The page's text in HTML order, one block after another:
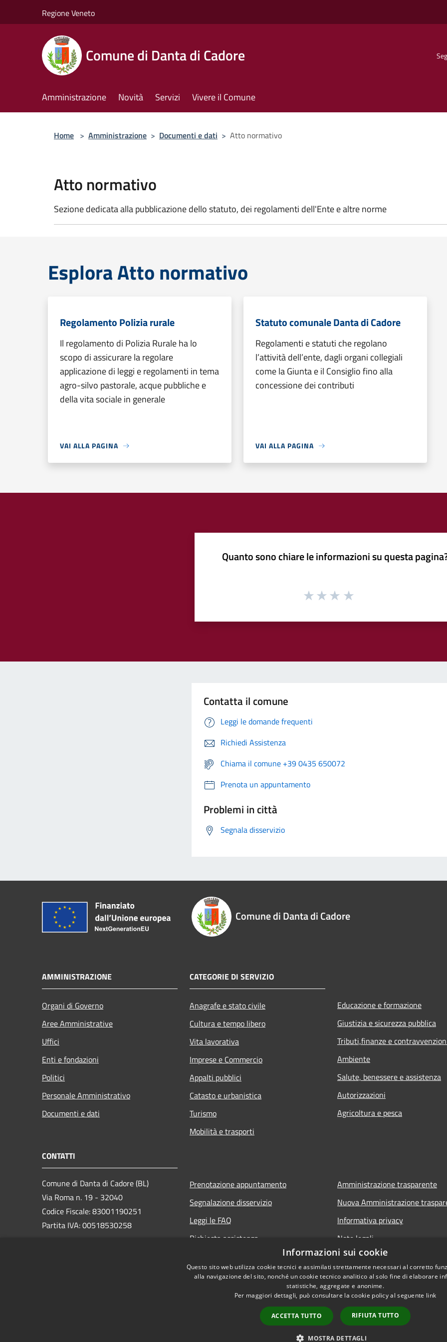
Regione Veneto
Comune di Danta di Cadore
Amministrazione Novità Servizi Vivere il Comune
Home > Amministrazione > Documenti e dati > Atto normativo
Atto normativo
Sezione dedicata alla pubblicazione dello statuto, dei regolamenti dell'Ente e altre norme
Esplora Atto normativo
Regolamento Polizia rurale
Il regolamento di Polizia Rurale ha lo
scopo di assicurare la regolare
applicazione di leggi e regolamenti in tema
agro-silvo pastorale, acque pubbliche e
della vita sociale in generale
VAI ALLA PAGINA
Statuto comunale Danta di Cadore
Regolamenti e statuti che regolano
l’attività dell’ente, dagli organi collegiali
come la Giunta e il Consiglio fino alla
concessione dei contributi
VAI ALLA PAGINA
Quanto sono chiare le informazioni su questa
Contatta il comune
Leggi le domande frequenti
Richiedi Assistenza
Chiama il comune +39 0435 650072
Prenota un appuntamento
Problemi in città
Segnala disservizio
Comune di Danta di Cadore
AMMINISTRAZIONE
Organi di Governo
Aree Amministrative
Uffici
Enti e fondazioni
Politici
Personale Amministrativo
Documenti e dati
CATEGORIE DI SERVIZIO
Anagrafe e stato civile
Cultura e tempo libero
Vita lavorativa
Imprese e Commercio
Appalti pubblici
Catasto e urbanistica
Turismo
Mobilità e trasporti
Educazione e formazione
Giustizia e sicurezza pubblica
Tributi,finanze e
Ambiente
Salute, benessere e assistenza
Autorizzazioni
Agricoltura e pesca
CONTATTI
Comune di Danta di Cadore (BL)
Via Roma n. 19 - 32040
Codice Fiscale: 83001190251
Partita IVA: 00518530258
Prenotazione appuntamento
Segnalazione disservizio
Leggi le FAQ
Richiesta assistenza
Amministrazione trasparente
Nuova Amministrazione
Informativa privacy
Note legali
Dichiarazione di accessibilità
Copyright © 2026 •
Informazioni sui cookie
Questo sito web utilizza cookie tecnici e assimilati strettamente necessari al corretto
alla navigazione del sito, nonché un cookie tecnico analitico al solo fine di elaborare
statistiche, aggregate e anonime.
Per maggiori dettagli, può consultare la cookie policy al seguente link
ACCETTA TUTTO RIFIUTA TUTTO
MOSTRA DETTAGLI